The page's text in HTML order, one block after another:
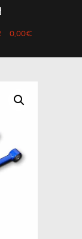
0,00€